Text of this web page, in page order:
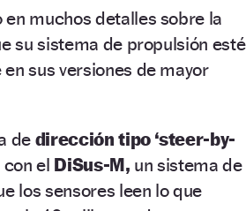
en muchos detalles sobre la
su sistema de propulsión esté
sus versiones de mayor
dedirección tipo ‘steer-by-
el DiSus-M, un sistema de
los sensores leen lo que